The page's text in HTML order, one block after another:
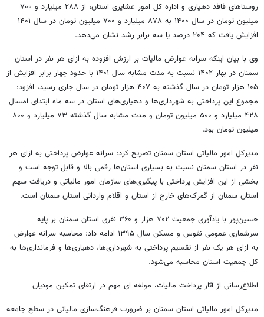
روستاهای فاقد دهیاری و اداره کل امور عشایری استان، از ۲۸۸ میلیارد و ۷۰۰
میلیون تومان در سال ۱۴۰۰ به ۸۷۸ میلیارد و ۷۰۰ میلیون تومان در سال ۱۴۰۱
افزایش یافت که ۲۰۴ درصد یا سه برابر رشد نشان می‌دهد.
وی با بیان اینکه سرانه عوارض مالیات بر ارزش افزوده به ازای هر نفر در استان
سمنان در بهار ۱۴۰۲ نسبت به مدت مشابه سال ۱۴۰۱ با حدود چهار برابر افزایش از
۱۰۵ هزار تومان در سال گذشته به ۴۰۷ هزار تومان در سال جاری رسید، افزود:
مجموع این پرداختی به شهرداری‌ها و دهیاری‌های استان در سه ماه ابتدای امسال
۴۲۸ میلیارد و ۵۰۰ میلیون تومان و مدت مشابه سال گذشته ۷۳ میلیارد و ۸۰۰
میلیون تومان بود.
مدیرکل امور مالیاتی استان سمنان تصریح کرد: سرانه عوارض پرداختی به ازای هر
نفر در استان سمنان نسبت به بسیاری استان‌ها رقمی بالا و قابل توجه است و
بخشی از این افزایش پرداختی با پیگیری‌های سازمان امور مالیاتی و دریافت سهم
استان سمنان از گمرک‌های خارج از استان و اقلام وارداتی استان سمنان است.
حسین‌پور با یادآوری جمعیت ۷۰۲ هزار و ۳۶۰ نفری استان سمنان بر پایه
سرشماری عمومی نفوس و مسکن سال ۱۳۹۵ ادامه داد: محاسبه سرانه عوارض
به ازای هر یک نفر از تقسیم پرداختی به شهرداری‌ها، دهیاری‌ها و فرمانداری‌ها به
کل جمعیت استان محاسبه می‌شود.
اطلاع‌رسانی از آثار پرداخت مالیات، مولفه ای مهم در ارتقای تمکین مودیان
مدیرکل امور مالیاتی استان سمنان بر ضرورت فرهنگ‌سازی مالیاتی در سطح جامعه